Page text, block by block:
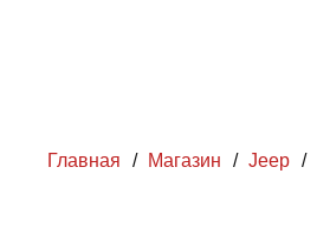
Главная / Магазин / Jeep /